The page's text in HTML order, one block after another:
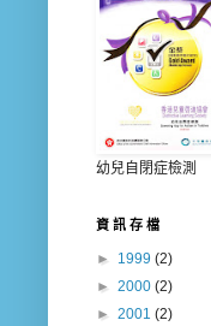
幼兒自閉症檢測
資 訊 存 檔
► 1999 (2)
► 2000 (2)
► 2001 (2)